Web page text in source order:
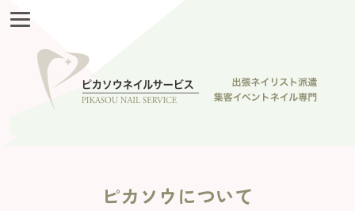
ピカソウについて